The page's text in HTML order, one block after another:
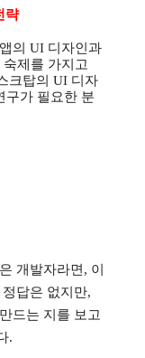
략
의 UI 디자인과
제를 가지고
크탑의 UI 디자
구가 필요한 분
개발자라면, 이
답은 없지만,
드는 지를 보고
.